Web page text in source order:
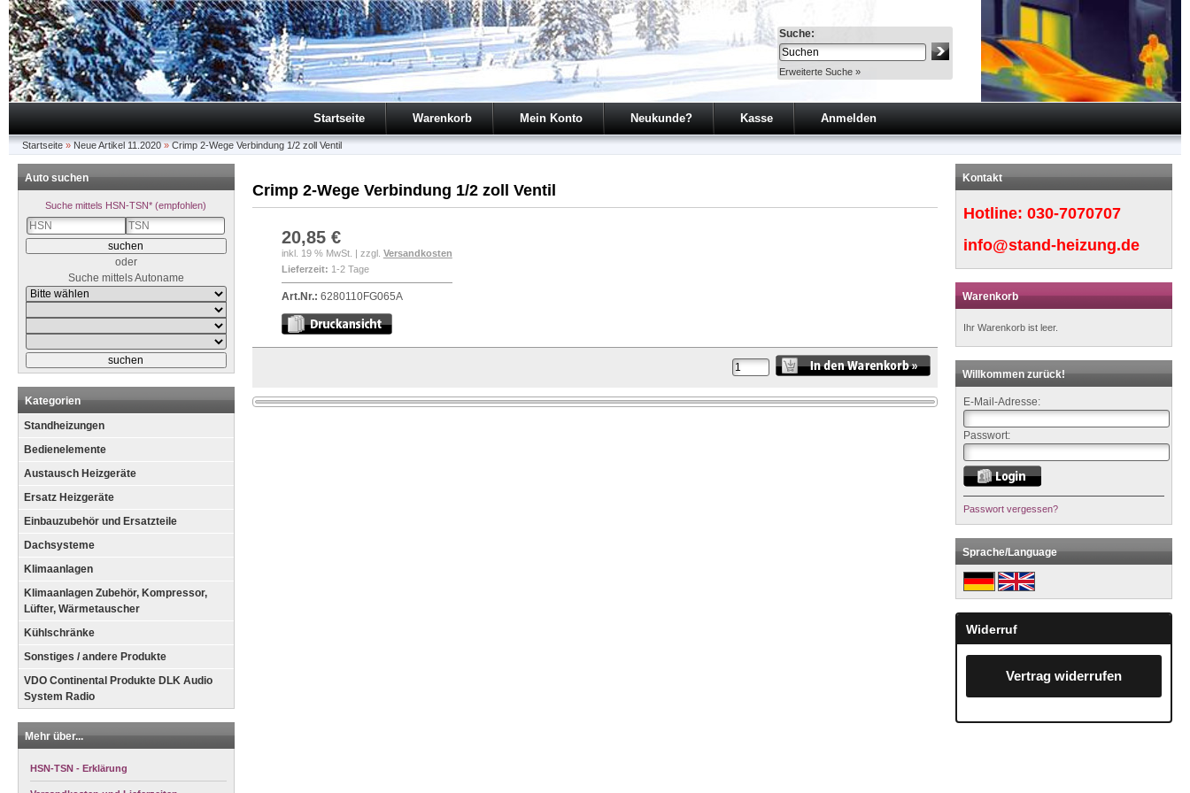
Suche:
Erweiterte Suche »
Startseite Warenkorb Mein Konto Neukunde? Kasse Anmelden
Startseite » Neue Artikel 11.2020 » Crimp 2-Wege Verbindung 1/2 zoll Ventil
Crimp 2-Wege Verbindung 1/2 zoll Ventil
20,85 €
inkl. 19 % MwSt. | zzgl. Versandkosten
Lieferzeit: 1-2 Tage
Art.Nr.: 6280110FG065A
Auto suchen
Suche mittels HSN-TSN* (empfohlen)
oder
Suche mittels Autoname
Kategorien
Standheizungen
Bedienelemente
Austausch Heizgeräte
Ersatz Heizgeräte
Einbauzubehör und Ersatzteile
Dachsysteme
Klimaanlagen
Klimaanlagen Zubehör, Kompressor,
Lüfter, Wärmetauscher
Kühlschränke
Sonstiges / andere Produkte
VDO Continental Produkte DLK Audio
System Radio
Mehr über...
HSN-TSN - Erklärung
Kontakt
Hotline:030-7070707
info@stand-heizung.de
Warenkorb
Ihr Warenkorb ist leer.
Willkommen zurück!
E-Mail-Adresse:
Passwort:
Passwort vergessen?
Sprache/Language
Widerruf
Vertrag widerrufen